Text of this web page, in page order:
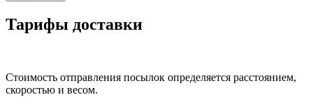
Тарифы доставки
Стоимость отправления посылок определяется расстоянием,
скоростью и весом.